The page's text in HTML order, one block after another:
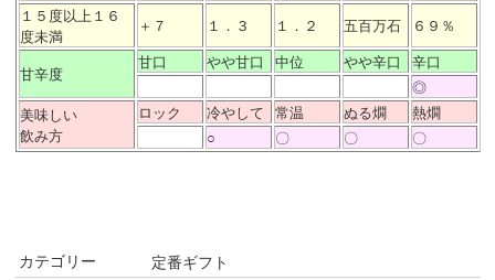
１５度以上１６
度未満
＋７ １．３ １．２ 五百万石 ６９％
甘辛度
甘口 やや甘口 中位 やや辛口
辛口
◎
美味しい
飲み方
ロック 冷やして 常温 ぬる燗
熱燗
○
〇 〇 〇
カテゴリー 定番ギフト